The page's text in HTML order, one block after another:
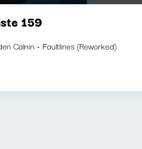
159
Calnin - Faultlines (Reworked)